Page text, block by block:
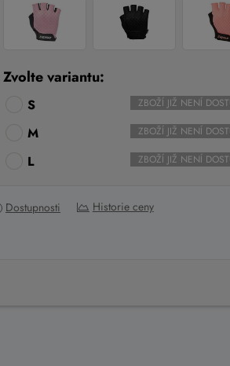
Zvolte variantu:
S ZBOŽÍ JIŽ NENÍ
M ZBOŽÍ JIŽ NENÍ
L ZBOŽÍ JIŽ NENÍ
Dostupnosti Historie ceny